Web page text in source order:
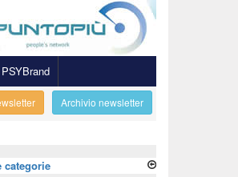
PSYBrand
Archivio newsletter
categorie